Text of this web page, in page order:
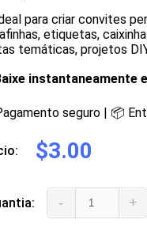
para criar convites
etiquetas,
temáticas, projetos
instantaneamente
seguro | 📦
$3.00
- +